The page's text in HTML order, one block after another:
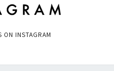
ON INSTAGRAM